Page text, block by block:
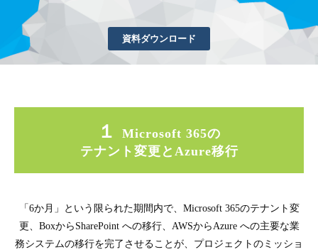
ATS Newsletter購読登録
企業情報
資料ダウンロード
１
Microsoft 365の
テナント変更とAzure移行
「6か月」という限られた期間内で、Microsoft 365のテナント変
更、BoxからSharePoint への移行、AWSからAzure への主要な業
務システムの移行を完了させることが、プロジェクトのミッショ